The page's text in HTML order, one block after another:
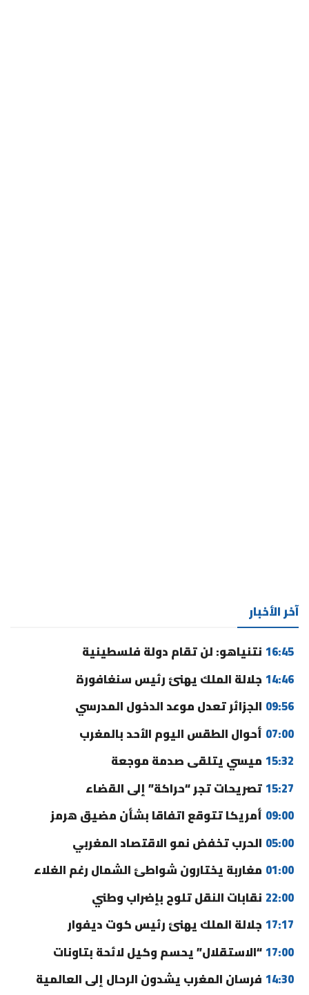
آخر الأخبار
16:45 نتنياهو: لن تقام دولة فلسطينية
14:46 جلالة الملك يهنئ رئيس سنغافورة
09:56 الجزائر تعدل موعد الدخول المدرسي
07:00 أحوال الطقس اليوم الأحد بالمغرب
15:32 ميسي يتلقى صدمة موجعة
15:27تصريحات تجر “حراكة” إلى القضاء
09:00 أمريكا تتوقع اتفاقا بشأن مضيق هرمز
05:00 الحرب تخفض نمو الاقتصاد المغربي
01:00 مغاربة يختارون شواطئ الشمال رغم الغلاء
22:00 نقابات النقل تلوح بإضراب وطني
17:17 جلالة الملك يهنئ رئيس كوت ديفوار
17:00“الاستقلال” يحسم وكيل لائحة بتاونات
14:30 فرسان المغرب يشدون الرحال إلى العالمية